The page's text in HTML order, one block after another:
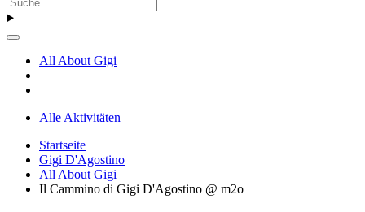
All About Gigi
Alle Aktivitäten
Startseite
Gigi D'Agostino
All About Gigi
Il Cammino di Gigi D'Agostino @ m2o